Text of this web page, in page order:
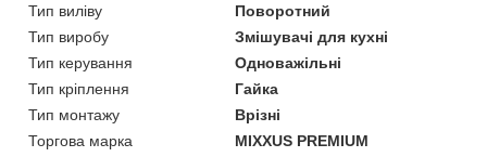
Тип виліву
Поворотний
Тип виробу
Змішувачі для кухні
Тип керування
Одноважільні
Тип кріплення
Гайка
Тип монтажу
Врізні
Торгова марка
MIXXUS PREMIUM